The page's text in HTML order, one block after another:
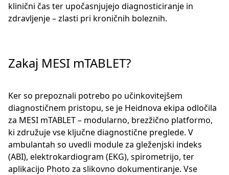
klinični čas ter upočasnjujejo diagnosticiranje in
zdravljenje – zlasti pri kroničnih boleznih.
Zakaj MESI mTABLET?
Ker so prepoznali potrebo po učinkovitejšem
diagnostičnem pristopu, se je Heidnova ekipa odločila
za MESI mTABLET – modularno, brezžično platformo,
ki združuje vse ključne diagnostične preglede. V
ambulantah so uvedli module za gleženjski indeks
(ABI), elektrokardiogram (EKG), spirometrijo, ter
aplikacijo Photo za slikovno dokumentiranje. Vse